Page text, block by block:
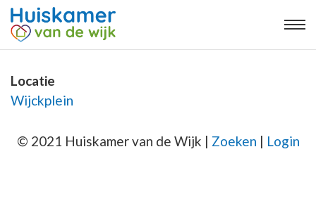
Locatie
Wijckplein
© 2021 Huiskamer van de Wijk | Zoeken | Login